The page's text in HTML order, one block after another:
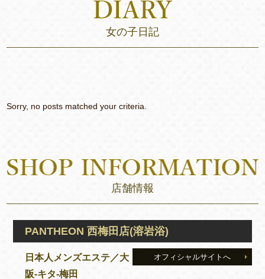
女の子日記
Sorry, no posts matched your criteria.
店舗情報
PANTHEON 西梅田店(溶岩浴)
オフィシャルサイトへ
日本人メンズエステ／大
阪-キタ-梅田